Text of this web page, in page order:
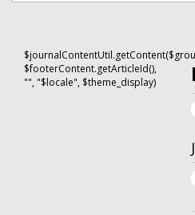
$footerContent.getArticleId(),
"", "$locale", $theme_display)